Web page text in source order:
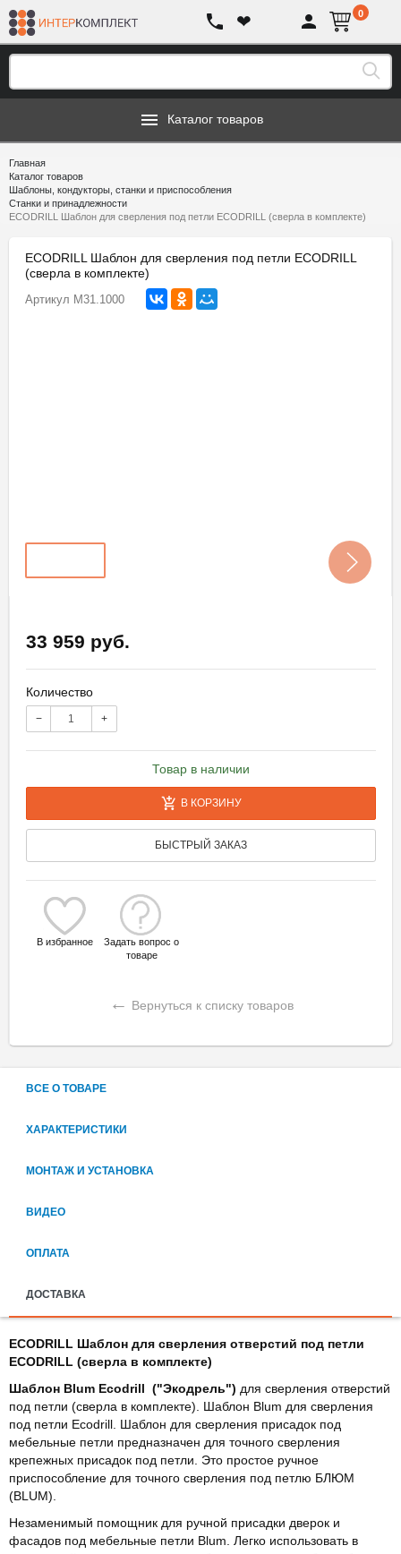
❤ 0
Каталог товаров
Главная
Каталог товаров
Шаблоны, кондукторы, станки и приспособления
Станки и принадлежности
ECODRILL Шаблон для сверления под петли ECODRILL (сверла в комплекте)
ECODRILL Шаблон для сверления под петли ECODRILL
(сверла в комплекте)
Артикул M31.1000
33 959 руб.
Количество
− +
Товар в наличии
В КОРЗИНУ
БЫСТРЫЙ ЗАКАЗ
В избранное
Задать вопрос о
товаре
← Вернуться к списку товаров
ВСЕ О ТОВАРЕ
ХАРАКТЕРИСТИКИ
МОНТАЖ И УСТАНОВКА
ВИДЕО
ОПЛАТА
ДОСТАВКА
ECODRILL Шаблон для сверления отверстий под петли
ECODRILL (сверла в комплекте)
Шаблон Blum Ecodrill ("Экодрель") для сверления отверстий
под петли (сверла в комплекте). Шаблон Blum для сверления
под петли Ecodrill. Шаблон для сверления присадок под
мебельные петли предназначен для точного сверления
крепежных присадок под петли. Это простое ручное
приспособление для точного сверления под петлю БЛЮМ
(BLUM).
Незаменимый помощник для ручной присадки дверок и
фасадов под мебельные петли Blum. Легко использовать в